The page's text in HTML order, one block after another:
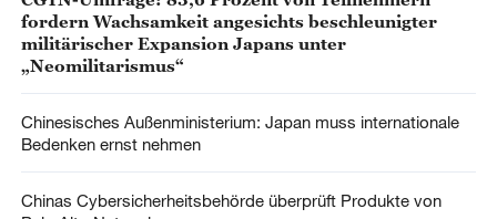
fordern Wachsamkeit angesichts beschleunigter
militärischer Expansion Japans unter
„Neomilitarismus“
Chinesisches Außenministerium: Japan muss internationale
Bedenken ernst nehmen
Chinas Cybersicherheitsbehörde überprüft Produkte von